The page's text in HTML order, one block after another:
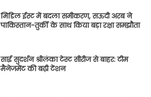
मिडिल ईस्ट में बदला समीकरण, सऊदी अरब ने
पाकिस्तान-तुर्की के साथ किया बड़ा रक्षा समझौता
साई सुदर्शन श्रीलंका टेस्ट सीरीज से बाहर: टीम
मैनेजमेंट की बढ़ी टेंशन